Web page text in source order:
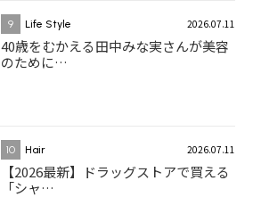
9 Life Style 2026.07.11
40歳をむかえる田中みな実さんが美容
のために…
10 Hair 2026.07.11
【2026最新】ドラッグストアで買える
「シャ…